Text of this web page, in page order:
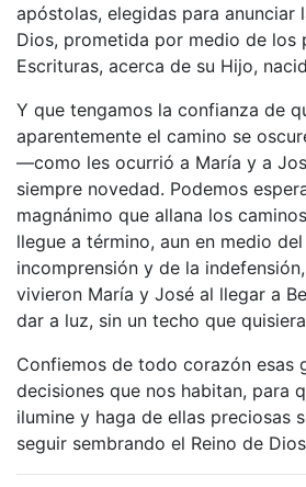
apóstolas, elegidas para anunciar
Dios, prometida por medio de los
Escrituras, acerca de su Hijo,
Y que tengamos la confianza de
aparentemente el camino se
—como les ocurrió a María y a
siempre novedad. Podemos
magnánimo que allana los
llegue a término, aun en medio
incomprensión y de la
vivieron María y José al llegar a
dar a luz, sin un techo que
Confiemos de todo corazón esas
decisiones que nos habitan, para
ilumine y haga de ellas preciosas
seguir sembrando el Reino de